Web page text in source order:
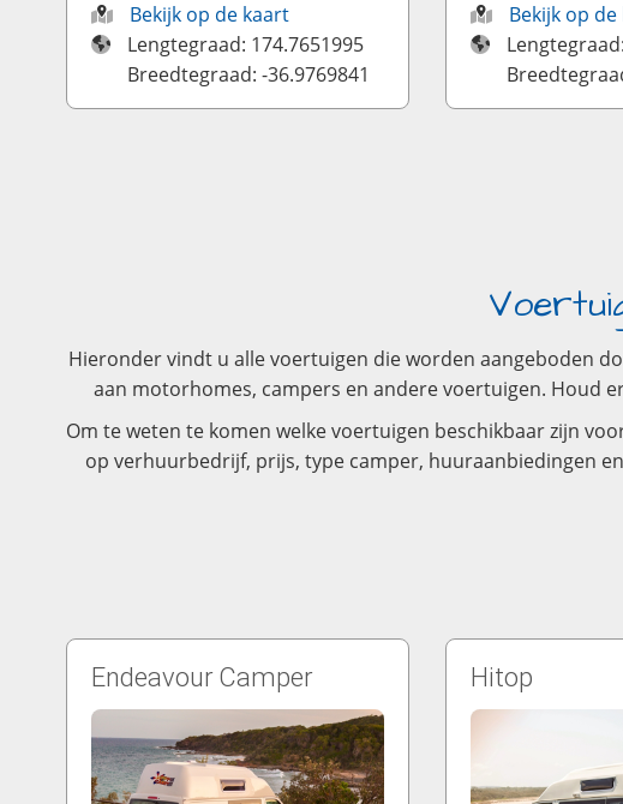
Bekijk op de kaart
Lengtegraad: 174.7651995
Breedtegraad: -36.9769841
Bekijk op
Hieronder vindt u alle voertuigen die worden aangeboden
aan motorhomes, campers en andere voertuigen. Houd
Om te weten te komen welke voertuigen beschikbaar zijn
op verhuurbedrijf, prijs, type camper, huuraanbiedingen
Endeavour Camper Hitop